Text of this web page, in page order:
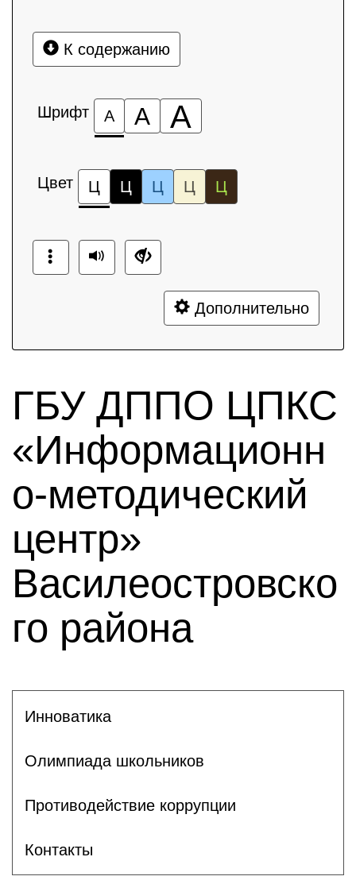
К содержанию
Шрифт А А А
Цвет Ц Ц Ц Ц Ц
Дополнительно
ГБУ ДППО ЦПКС
«Информационн
о-методический
центр»
Василеостровско
го района
Инноватика
Олимпиада школьников
Противодействие коррупции
Контакты